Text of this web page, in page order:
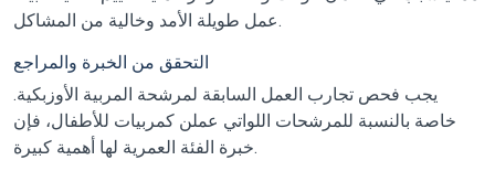
عمل طويلة الأمد وخالية من المشاكل.
التحقق من الخبرة والمراجع
يجب فحص تجارب العمل السابقة لمرشحة المربية الأوزبكية.
خاصة بالنسبة للمرشحات اللواتي عملن كمربيات للأطفال، فإن
خبرة الفئة العمرية لها أهمية كبيرة.